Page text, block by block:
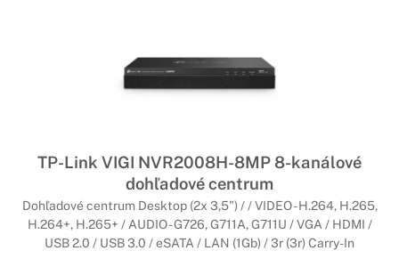
TP-Link VIGI NVR2008H-8MP 8-kanálové
dohľadové centrum
Dohľadové centrum Desktop (2x 3,5") / / VIDEO - H.264, H.265,
H.264+, H.265+ / AUDIO - G726, G711A, G711U / VGA / HDMI /
USB 2.0 / USB 3.0 / eSATA / LAN (1Gb) / 3r (3r) Carry-In